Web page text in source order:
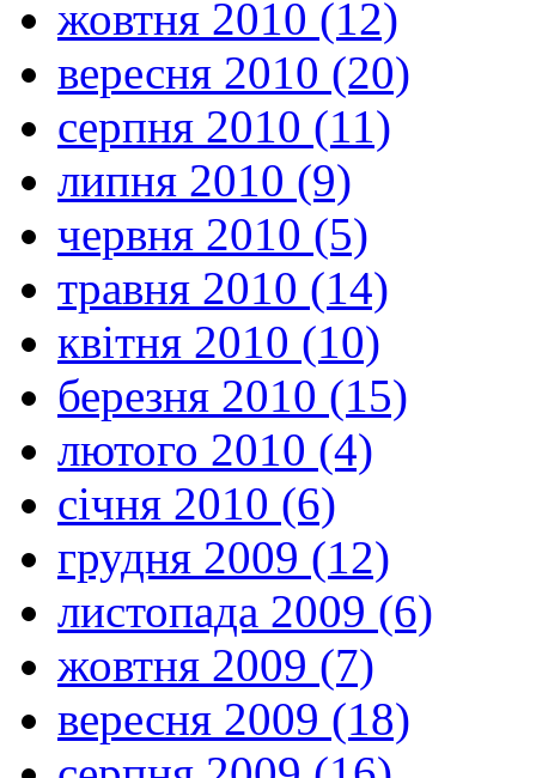
жовтня 2010 (12)
вересня 2010 (20)
серпня 2010 (11)
липня 2010 (9)
червня 2010 (5)
травня 2010 (14)
квітня 2010 (10)
березня 2010 (15)
лютого 2010 (4)
січня 2010 (6)
грудня 2009 (12)
листопада 2009 (6)
жовтня 2009 (7)
вересня 2009 (18)